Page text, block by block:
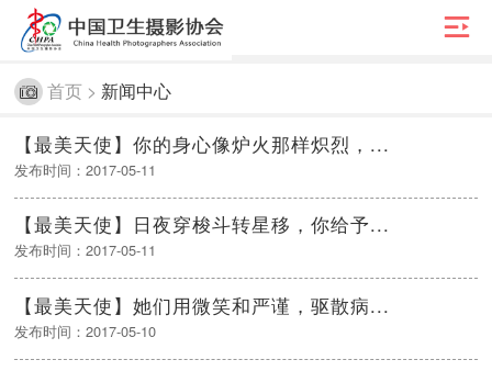

首页 > 新闻中心
【最美天使】你的身心像炉火那样炽烈，...
发布时间：2017-05-11
【最美天使】日夜穿梭斗转星移，你给予...
发布时间：2017-05-11
【最美天使】她们用微笑和严谨，驱散病...
发布时间：2017-05-10